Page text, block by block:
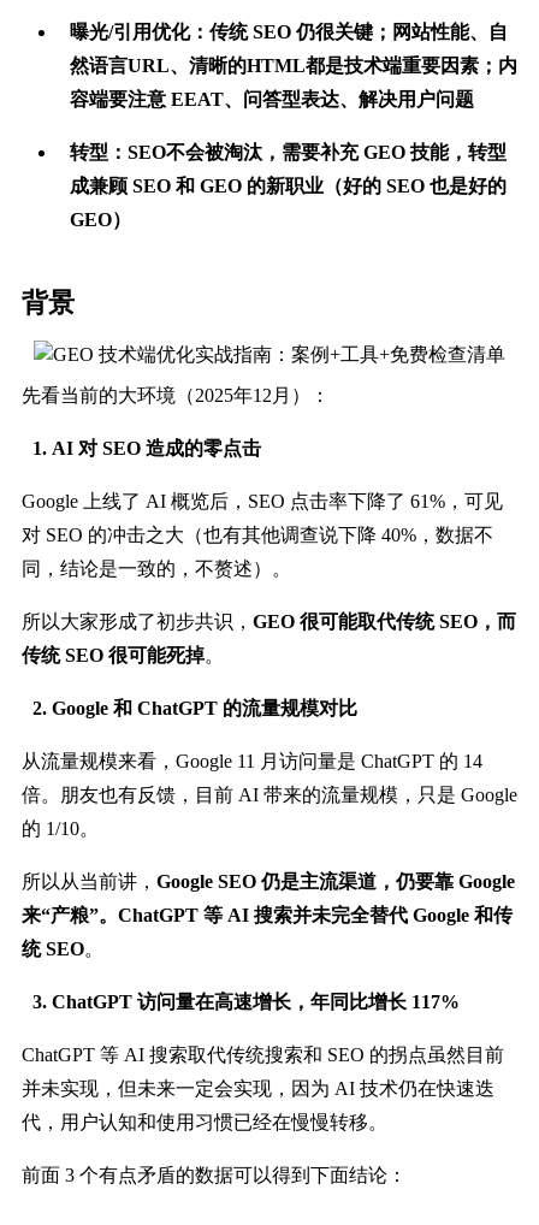
曝光/引用优化：传统 SEO 仍很关键；网站性能、自
然语言URL、清晰的HTML都是技术端重要因素；内
容端要注意 EEAT、问答型表达、解决用户问题
转型 ：SEO不会被淘汰，需要补充 GEO 技能，转型
成兼顾 SEO 和 GEO 的新职业（好的 SEO 也是好的
GEO）
背景
先看当前的大环境（2025年12月）：
AI 对 SEO 造成的零点击
Google 上线了 AI 概览后，SEO 点击率下降了 61%，可见
对 SEO 的冲击之大（也有其他调查说下降 40%，数据不
同，结论是一致的，不赘述）。
所以大家形成了初步共识， GEO 很可能取代传统 SEO，而
传统 SEO 很可能死掉。
Google 和 ChatGPT 的流量规模对比
从流量规模来看，Google 11 月访问量是 ChatGPT 的 14
倍。朋友也有反馈，目前 AI 带来的流量规模，只是 Google
的 1/10。
所以从当前讲， Google SEO 仍是主流渠道，仍要靠 Google
来“产粮”。ChatGPT 等 AI 搜索并未完全替代 Google 和传
统 SEO。
ChatGPT 访问量在高速增长，年同比增长 117%
ChatGPT 等 AI 搜索取代传统搜索和 SEO 的拐点虽然目前
并未实现，但未来一定会实现，因为 AI 技术仍在快速迭
代，用户认知和使用习惯已经在慢慢转移。
前面 3 个有点矛盾的数据可以得到下面结论：